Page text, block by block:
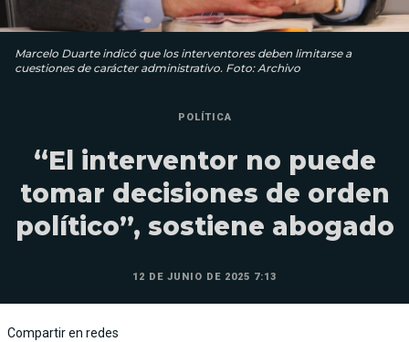
Marcelo Duarte indicó que los interventores deben limitarse a
cuestiones de carácter administrativo. Foto: Archivo
POLÍTICA
“El interventor no puede
tomar decisiones de orden
político”, sostiene abogado
12 DE JUNIO DE 2025 7:13
Compartir en redes